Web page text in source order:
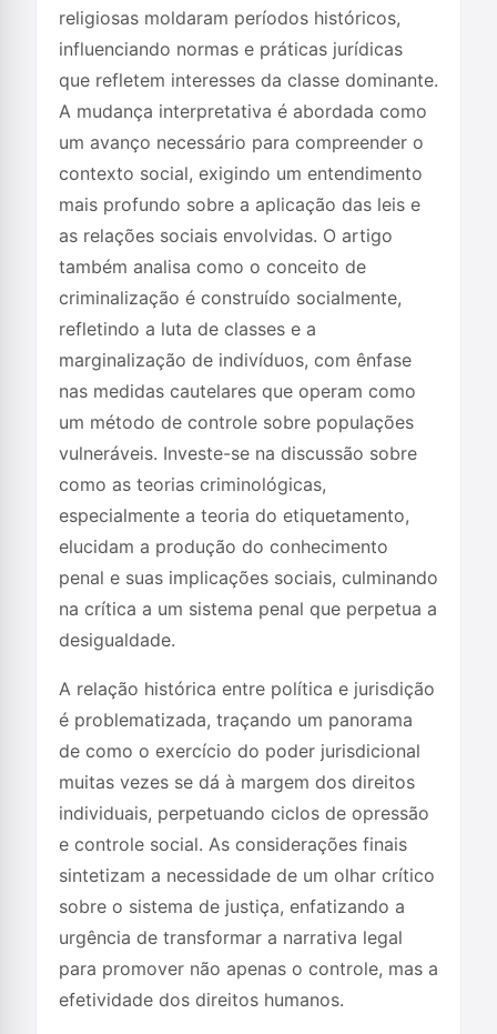
religiosas moldaram períodos históricos,
influenciando normas e práticas jurídicas
que refletem interesses da classe dominante.
A mudança interpretativa é abordada como
um avanço necessário para compreender o
contexto social, exigindo um entendimento
mais profundo sobre a aplicação das leis e
as relações sociais envolvidas. O artigo
também analisa como o conceito de
criminalização é construído socialmente,
refletindo a luta de classes e a
marginalização de indivíduos, com ênfase
nas medidas cautelares que operam como
um método de controle sobre populações
vulneráveis. Investe-se na discussão sobre
como as teorias criminológicas,
especialmente a teoria do etiquetamento,
elucidam a produção do conhecimento
penal e suas implicações sociais, culminando
na crítica a um sistema penal que perpetua a
desigualdade.
A relação histórica entre política e jurisdição
é problematizada, traçando um panorama
de como o exercício do poder jurisdicional
muitas vezes se dá à margem dos direitos
individuais, perpetuando ciclos de opressão
e controle social. As considerações finais
sintetizam a necessidade de um olhar crítico
sobre o sistema de justiça, enfatizando a
urgência de transformar a narrativa legal
para promover não apenas o controle, mas a
efetividade dos direitos humanos.